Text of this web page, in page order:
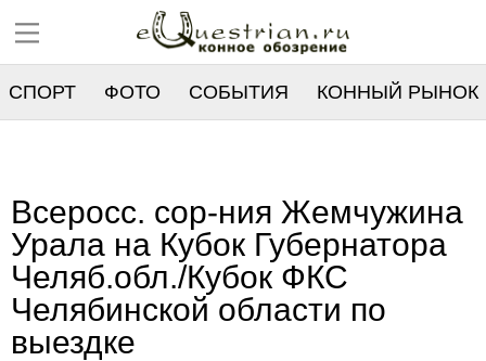
СПОРТ ФОТО СОБЫТИЯ КОННЫЙ РЫНОК
Всеросс. сор-ния Жемчужина
Урала на Кубок Губернатора
Челяб.обл./Кубок ФКС
Челябинской области по
выездке